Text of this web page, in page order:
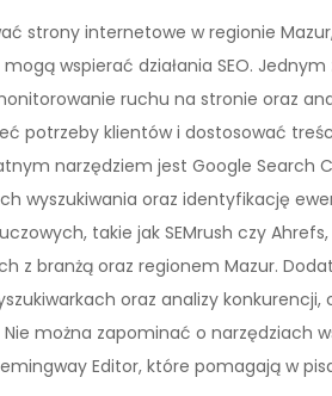
strony internetowe w regionie
wspierać działania SEO.
ruchu na stronie oraz
potrzeby klientów i dostosować
narzędziem jest Google Search
wyszukiwania oraz identyfikację
takie jak SEMrush czy
z branżą oraz regionem Mazur.
oraz analizy
Nie można zapominać o
Editor, które pomagają w